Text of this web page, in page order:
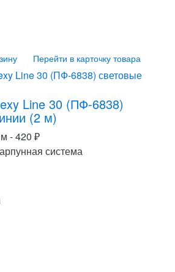
Перейти в карточку товара
Line 30 (ПФ-6838)
(2 м)
-420 ₽
система